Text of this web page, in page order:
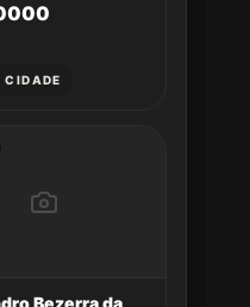
CIDADE
Bezerra da